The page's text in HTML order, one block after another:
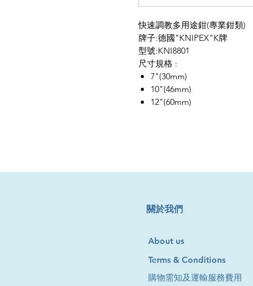
快速調教多用途鉗(專業鉗類)
牌子:德國"KNIPEX"K牌
型號:KNI8801
尺寸規格 :
7"(30mm)
10"(46mm)
12"(60mm)
​關於我們
About us
Terms & Conditions
購物需知及運輸服務費用